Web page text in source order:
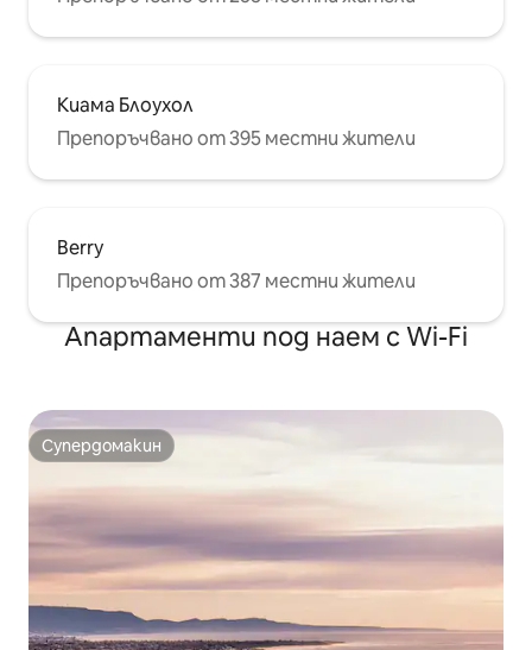
Киама Блоухол
Препоръчвано от 395 местни жители
Berry
Препоръчвано от 387 местни жители
Апартаменти под наем с Wi-Fi
Супердомакин
Супердомакин